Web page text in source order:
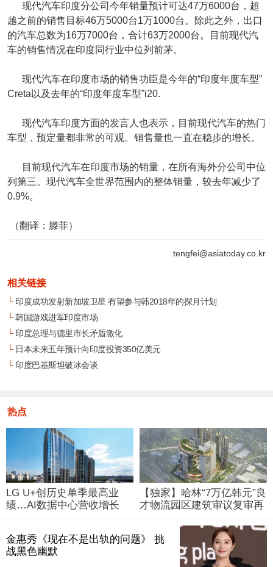
现代汽车印度分公司今年销量预计可达47万6000台，超
越之前的销售目标46万5000台1万1000台。除此之外，出口
的汽车总数为16万7000台，合计63万2000台。目前现代汽
车的销售情况在印度同行业中位列前茅。
现代汽车在印度市场的销售功臣是今年的“印度年度车型”
Creta以及去年的“印度年度车型”i20.
现代汽车印度方面的发言人也表示，目前现代汽车的热门
车型，预定量都非常的可观。销售量也一直在稳步的增长。
目前现代汽车在印度市场的销量，在所有海外分公司中位
列第三。现代汽车全世界范围内的整体销量，较去年减少了
0.9%。
（翻译：滕菲）
tengfei@asiatoday.co.kr
相关链接
└印度成功发射新加坡卫星 有望参与韩2018年的探月计划
└韩国游戏进军印度市场
└印度总理与德里市长矛盾激化
└日本未来五年预计向印度投资350亿美元
└印度巴基斯坦破冰会谈
热点
LG U+创历史单季最高业
绩…AI数据中心营收增长
【独家】哈林“7万亿韩元”良
才物流园区建筑审议复审再
金惠秀《现在不是出轨的问题》 挑
战黑色幽默